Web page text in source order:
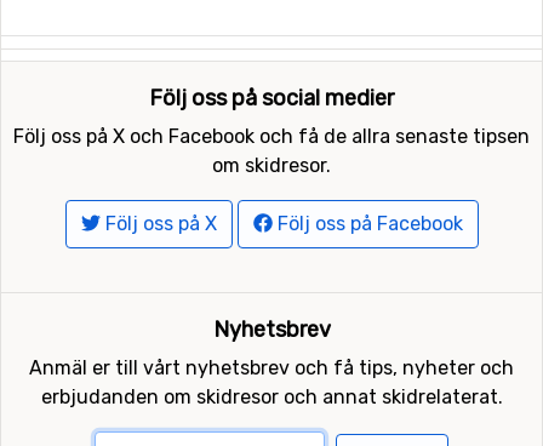
Följ oss på social medier
Följ oss på X och Facebook och få de allra senaste tipsen
om skidresor.
Följ oss på X Följ oss på Facebook
Nyhetsbrev
Anmäl er till vårt nyhetsbrev och få tips, nyheter och
erbjudanden om skidresor och annat skidrelaterat.